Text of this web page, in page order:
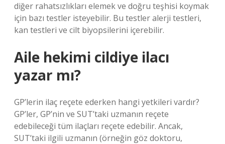
diğer rahatsızlıkları elemek ve doğru teşhisi koymak
için bazı testler isteyebilir. Bu testler alerji testleri,
kan testleri ve cilt biyopsilerini içerebilir.
Aile hekimi cildiye ilacı
yazar mı?
GP’lerin ilaç reçete ederken hangi yetkileri vardır?
GP’ler, GP’nin ve SUT’taki uzmanın reçete
edebileceği tüm ilaçları reçete edebilir. Ancak,
SUT’taki ilgili uzmanın (örneğin göz doktoru,